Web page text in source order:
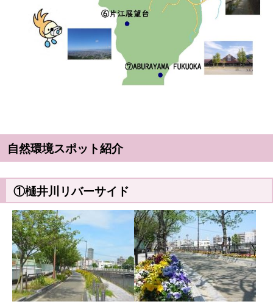
自然環境スポット紹介
①樋井川リバーサイド